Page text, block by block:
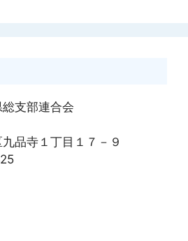
支部連合会
品寺１丁目１７－９